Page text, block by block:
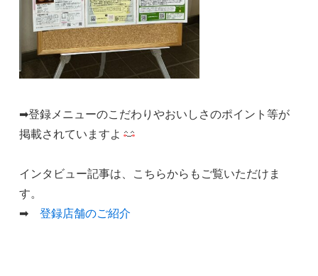
➡登録メニューのこだわりやおいしさのポイント等が
掲載されていますよ
インタビュー記事は、こちらからもご覧いただけま
す。
➡登録店舗のご紹介